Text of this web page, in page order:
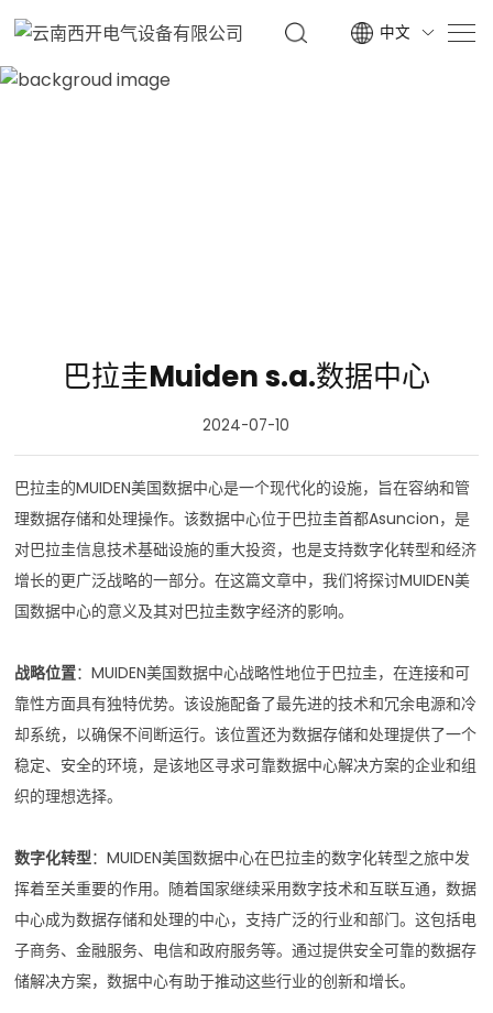
中文 
巴拉圭Muiden s.a.数据中心
2024-07-10
巴拉圭的MUIDEN美国数据中心是一个现代化的设施，旨在容纳和管
理数据存储和处理操作。该数据中心位于巴拉圭首都Asuncion，是
对巴拉圭信息技术基础设施的重大投资，也是支持数字化转型和经济
增长的更广泛战略的一部分。在这篇文章中，我们将探讨MUIDEN美
国数据中心的意义及其对巴拉圭数字经济的影响。
战略位置：MUIDEN美国数据中心战略性地位于巴拉圭，在连接和可
靠性方面具有独特优势。该设施配备了最先进的技术和冗余电源和冷
却系统，以确保不间断运行。该位置还为数据存储和处理提供了一个
稳定、安全的环境，是该地区寻求可靠数据中心解决方案的企业和组
织的理想选择。
数字化转型：MUIDEN美国数据中心在巴拉圭的数字化转型之旅中发
挥着至关重要的作用。随着国家继续采用数字技术和互联互通，数据
中心成为数据存储和处理的中心，支持广泛的行业和部门。这包括电
子商务、金融服务、电信和政府服务等。通过提供安全可靠的数据存
储解决方案，数据中心有助于推动这些行业的创新和增长。